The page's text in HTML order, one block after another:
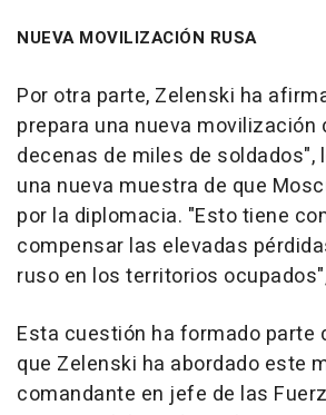
NUEVA MOVILIZACIÓN RUSA
Por otra parte, Zelenski ha
prepara una nueva movilización
decenas de miles de soldados",
una nueva muestra de que
por la diplomacia. "Esto tiene
compensar las elevadas
ruso en los territorios
Esta cuestión ha formado parte
que Zelenski ha abordado este
comandante en jefe de las